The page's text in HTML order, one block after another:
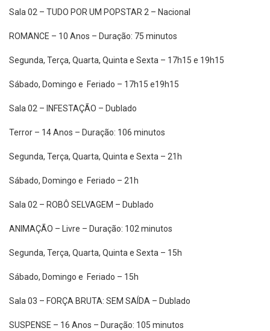
Sala 02 – TUDO POR UM POPSTAR 2 – Nacional
ROMANCE – 10 Anos – Duração: 75 minutos
Segunda, Terça, Quarta, Quinta e Sexta – 17h15 e 19h15
Sábado, Domingo e Feriado – 17h15 e19h15
Sala 02 – INFESTAÇÃO – Dublado
Terror – 14 Anos – Duração: 106 minutos
Segunda, Terça, Quarta, Quinta e Sexta – 21h
Sábado, Domingo e Feriado – 21h
Sala 02 – ROBÔ SELVAGEM – Dublado
ANIMAÇÃO – Livre – Duração: 102 minutos
Segunda, Terça, Quarta, Quinta e Sexta – 15h
Sábado, Domingo e Feriado – 15h
Sala 03 – FORÇA BRUTA: SEM SAÍDA – Dublado
SUSPENSE – 16 Anos – Duração: 105 minutos